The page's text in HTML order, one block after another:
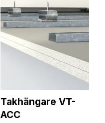
Takhängare VT-
ACC